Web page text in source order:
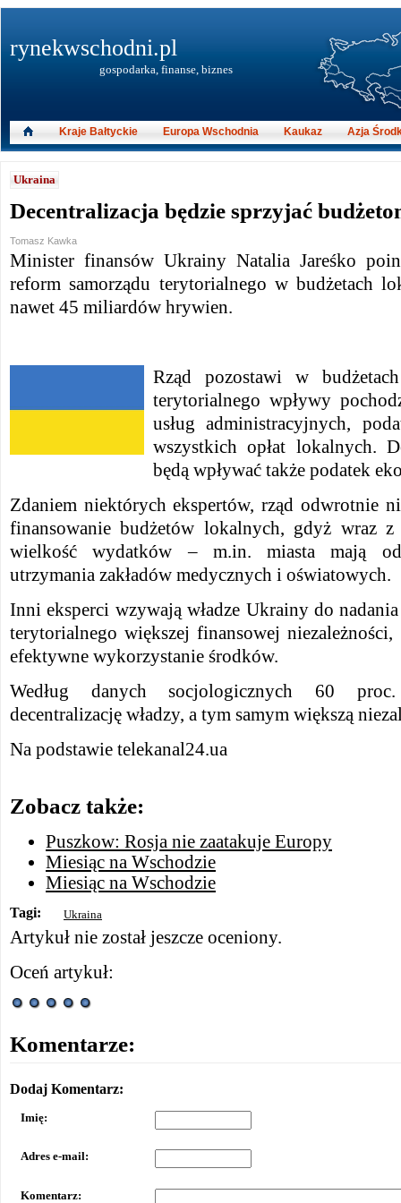
Ukraina
Decentralizacja będzie sprzyjać
Tomasz Kawka
Minister finansów Ukrainy Natalia Jareśko
reform samorządu terytorialnego w budżetach
nawet 45 miliardów hrywien.
Rząd pozostawi w
terytorialnego wpływy
usług administracyjnych,
wszystkich opłat lokalnych.
będą wpływać także podatek
Zdaniem niektórych ekspertów, rząd odwrotnie
finansowanie budżetów lokalnych, gdyż wraz z
wielkość wydatków – m.in. miasta mają
utrzymania zakładów medycznych i oświatowych.
Inni eksperci wzywają władze Ukrainy do
terytorialnego większej finansowej
efektywne wykorzystanie środków.
Według danych socjologicznych 60
decentralizację władzy, a tym samym większą
Na podstawie telekanal24.ua
Zobacz także:
Puszkow: Rosja nie zaatakuje Europy
Miesiąc na Wschodzie
Miesiąc na Wschodzie
Tagi: Ukraina
Artykuł nie został jeszcze oceniony.
Oceń artykuł:
Komentarze:
Dodaj Komentarz:
Imię:
Adres e-mail:
Komentarz:
rynekwschodni.pl
gospodarka, finanse, biznes
Kraje Bałtyckie Europa Wschodnia Kaukaz Azja